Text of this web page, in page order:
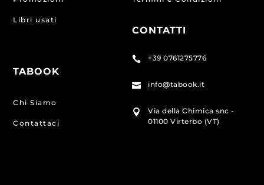
Libri usati
TABOOK
Chi Siamo
Contattaci
CONTATTI
 +39 0761275776
 info@tabook.it

Via della Chimica snc -
01100 Virterbo (VT)